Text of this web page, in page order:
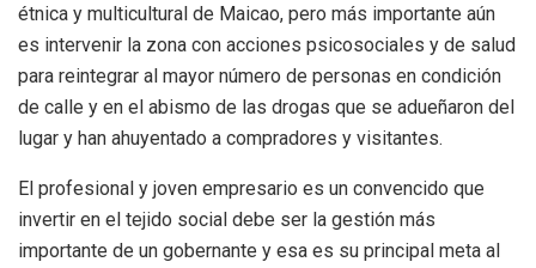
étnica y multicultural de Maicao, pero más importante aún
es intervenir la zona con acciones psicosociales y de salud
para reintegrar al mayor número de personas en condición
de calle y en el abismo de las drogas que se adueñaron del
lugar y han ahuyentado a compradores y visitantes.
El profesional y joven empresario es un convencido que
invertir en el tejido social debe ser la gestión más
importante de un gobernante y esa es su principal meta al